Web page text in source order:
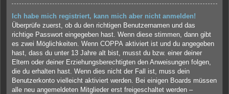
Ich habe mich registriert, kann mich aber nicht anmelden!
Überprüfe zuerst, ob du den richtigen Benutzernamen und das
richtige Passwort eingegeben hast. Wenn diese stimmen, dann gibt
es zwei Möglichkeiten. Wenn COPPA aktiviert ist und du angegeben
hast, dass du unter 13 Jahre alt bist, musst du bzw. einer deiner
Eltern oder deiner Erziehungsberechtigten den Anweisungen folgen,
die du erhalten hast. Wenn dies nicht der Fall ist, muss dein
Benutzerkonto vielleicht aktiviert werden. Bei einigen Boards müssen
alle neu angemeldeten Mitglieder erst freigeschaltet werden –